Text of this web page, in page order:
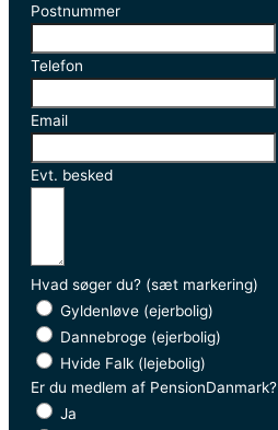
Postnummer
Telefon
Email
Evt. besked
Hvad søger du? (sæt markering)
Gyldenløve (ejerbolig)
Dannebroge (ejerbolig)
Hvide Falk (lejebolig)
Er du medlem af PensionDanmark?
Ja